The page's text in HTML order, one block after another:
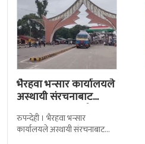
भैरहवा भन्सार कार्यालयले
अस्थायी संरचनाबाट
अत्यावश्यक सामाग्री
ल्याउदै
रुपन्देही । भैरहवा भन्सार
कार्यालयले अस्थायी संरचनाबाट